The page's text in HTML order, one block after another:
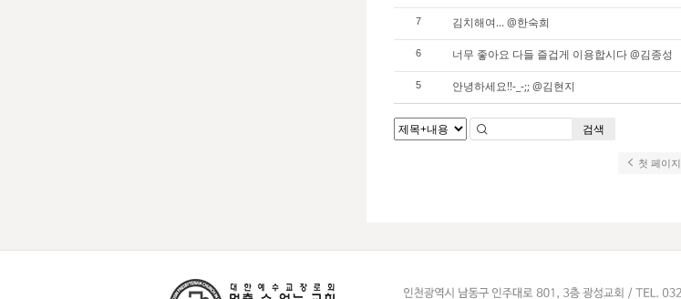
7 김치해여... @한숙희
6 너무 좋아요 다들 즐겁게 이용합시다 @김종성
5 안녕하세요!!-_-;; @김현지
검색
첫 페이지